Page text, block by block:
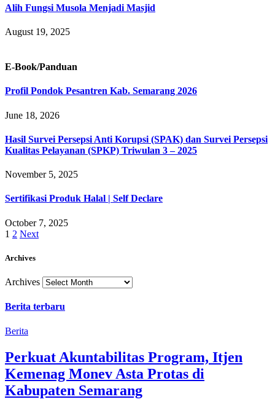
Alih Fungsi Musola Menjadi Masjid
August 19, 2025
E-Book/Panduan
Profil Pondok Pesantren Kab. Semarang 2026
June 18, 2026
Hasil Survei Persepsi Anti Korupsi (SPAK) dan Survei Persepsi
Kualitas Pelayanan (SPKP) Triwulan 3 – 2025
November 5, 2025
Sertifikasi Produk Halal | Self Declare
October 7, 2025
1 2 Next
Archives
Archives
Berita terbaru
Berita
Perkuat Akuntabilitas Program, Itjen
Kemenag Monev Asta Protas di
Kabupaten Semarang